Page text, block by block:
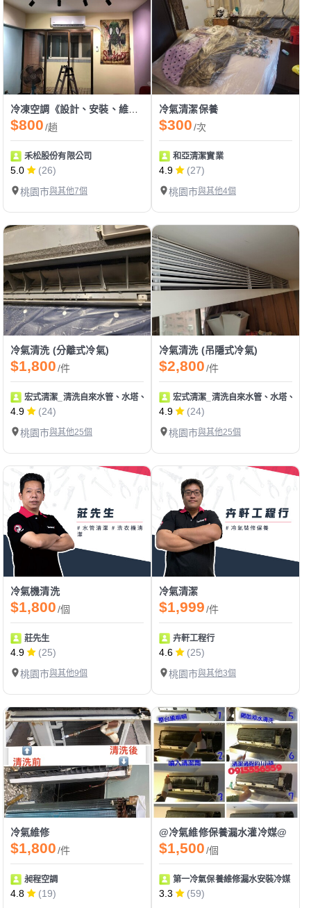
冷凍空調《設計、安裝、維修、保養》
$800/趟
禾松股份有限公司
5.0
(26)
桃園市與其他7個
冷氣清潔保養
$300/次
和亞清潔實業
4.9
(27)
桃園市與其他4個
冷氣清洗 (分離式冷氣)
$1,800/件
宏式清潔_清洗自來水管、水塔、冷氣
4.9
(24)
桃園市與其他25個
冷氣清洗 (吊隱式冷氣)
$2,800/件
宏式清潔_清洗自來水管、水塔、冷
4.9
(24)
桃園市與其他25個
冷氣機清洗
$1,800/個
莊先生
4.9
(25)
桃園市與其他9個
冷氣清潔
$1,999/件
卉軒工程行
4.6
(25)
桃園市與其他3個
冷氣維修
$1,800/件
昶程空調
4.8
(19)
@冷氣維修保養漏水灌冷媒@
$1,500/個
第一冷氣保養維修漏水安裝冷媒
3.3
(59)